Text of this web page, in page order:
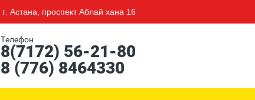
г. Астана, проспект Аблай хана 16
Телефон
8(7172) 56-21-80
8 (776) 8464330